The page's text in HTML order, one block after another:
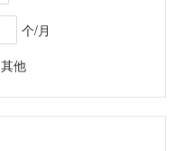
个/月
其他